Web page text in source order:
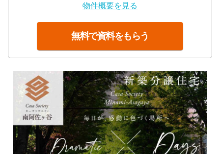
物件概要を見る
無料で資料をもらう